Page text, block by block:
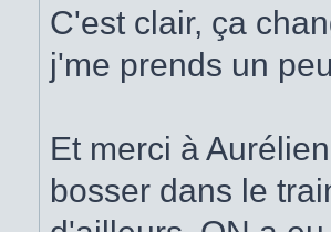
C'est clair, ça
j'me prends un
Et merci à
bosser dans le